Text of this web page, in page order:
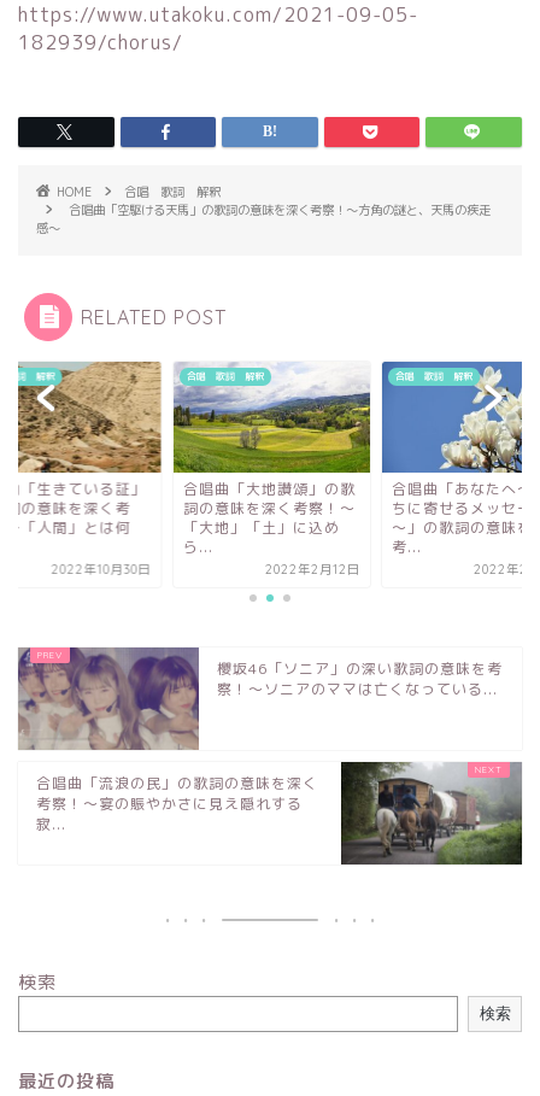
https://www.utakoku.com/2021-09-05-
182939/chorus/
HOME
合唱 歌詞 解釈
合唱曲「空駆ける天馬」の歌詞の意味を深く考察！〜方角の謎と、天馬の疾走
感〜
RELATED POST
歌詞 解釈
「生きている証」
詞の意味を深く考
〜「人間」とは何
2022年10月30日
合唱 歌詞 解釈
合唱曲「大地讃頌」の歌
詞の意味を深く考察！〜
「大地」「土」に込め
ら...
2022年2月12日
合唱 歌詞 解釈
合唱曲「あなたへ～
ちに寄せるメッセー
～」の歌詞の意味を
考...
2022年2
櫻坂46「ソニア」の深い歌詞の意味を考
察！～ソニアのママは亡くなっている...
合唱曲「流浪の民」の歌詞の意味を深く
考察！〜宴の賑やかさに見え隠れする
寂...
検索
検索
最近の投稿